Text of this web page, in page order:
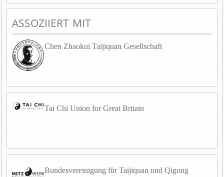
ASSOZIIERT MIT
Chen Zhaokui Taijiquan Gesellschaft
Tai Chi Union for Great Britain
Bundesvereinigung für Taijiquan und Qigong